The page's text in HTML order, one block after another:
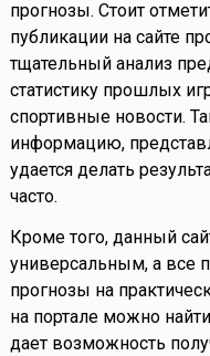
прогнозы. Стоит
публикации на сайте
тщательный анализ
статистику прошлых
спортивные новости.
информацию,
удается делать
часто.
Кроме того, данный
универсальным, а все
прогнозы на
на портале можно
дает возможность